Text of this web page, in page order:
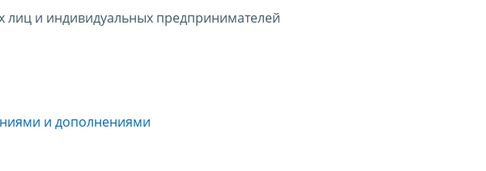
лиц и индивидуальных предпринимателей
и дополнениями